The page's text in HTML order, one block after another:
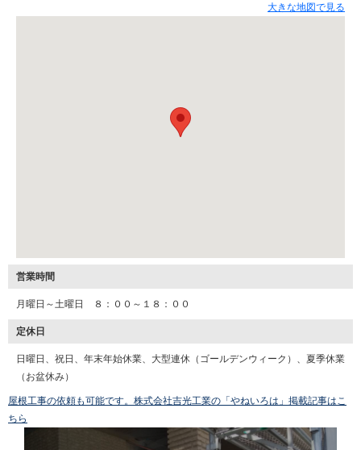
大きな地図で見る
営業時間
月曜日～土曜日 ８：００～１８：００
定休日
日曜日、祝日、年末年始休業、大型連休（ゴールデンウィーク）、夏季休業
（お盆休み）
屋根工事の依頼も可能です。株式会社吉光工業の「やねいろは」掲載記事はこ
ちら